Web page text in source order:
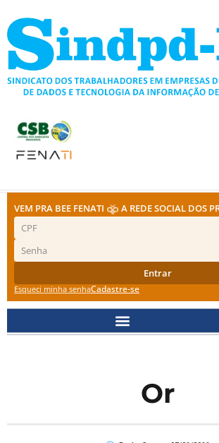
para
conteúdo
VEM PRA BEE FENATI A REDE SOCIAL DOS
Entrar
Esqueci minha senhaCadastre-se
Or